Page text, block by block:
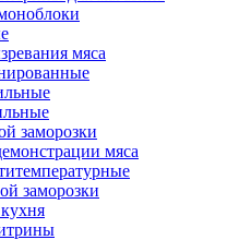
мяса
заморозки
мяса
заморозки